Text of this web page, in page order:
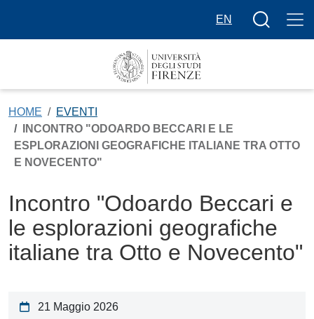
EN
Bottone
HOME
EVENTI
INCONTRO "ODOARDO BECCARI E LE
ESPLORAZIONI GEOGRAFICHE ITALIANE TRA OTTO
E NOVECENTO"
Incontro "Odoardo Beccari e
le esplorazioni geografiche
italiane tra Otto e Novecento"
21 Maggio 2026